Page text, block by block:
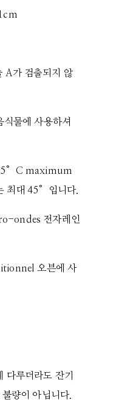
A가 검출되지 않
물에 사용하셔
maximum
최대 45°입니다.
ondes 전자레인
오븐에 사
다루더라도 잔기
량이 아닙니다.